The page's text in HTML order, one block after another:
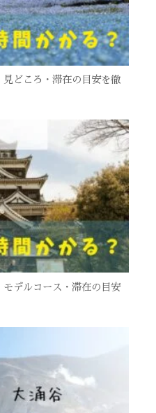
見どころ・滞在の目安を徹
デルコース・滞在の目安